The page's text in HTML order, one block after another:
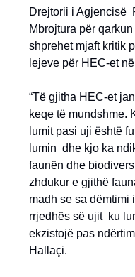
Drejtorii i Agjencisë
Mbrojtura për
shprehet mjaft kritik
lejeve për HEC-et
“Të gjitha HEC-et
keqe të mundshme.
lumit pasi uji është
lumin dhe kjo ka
faunën dhe
zhdukur e gjithë
madh se sa
rrjedhës së ujit ku
ekzistojë pas
Hallaçi.